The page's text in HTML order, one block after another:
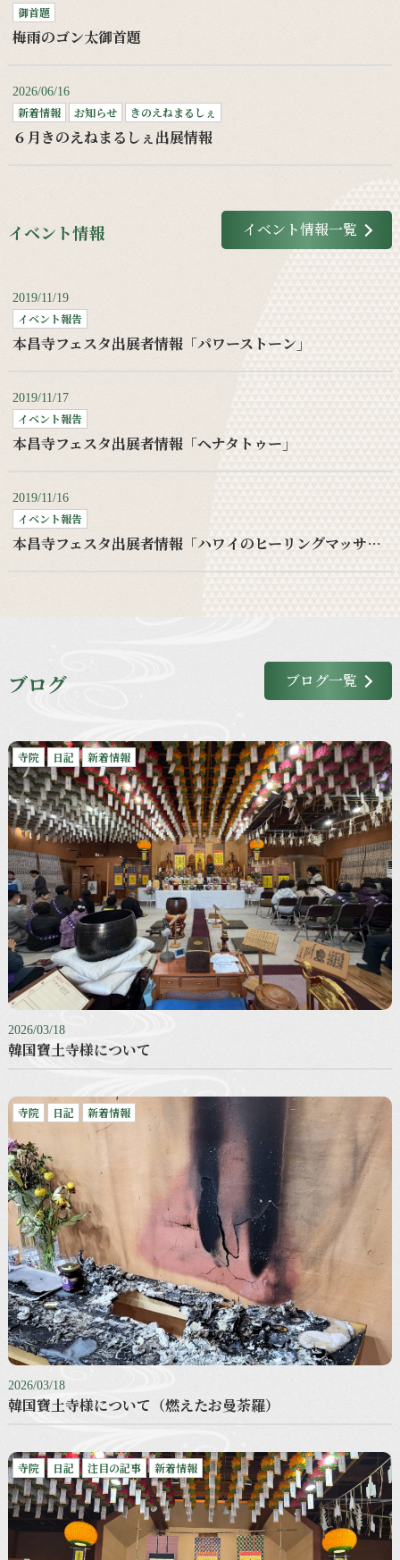
御首題
梅雨のゴン太御首題
2026/06/16
新着情報 お知らせ きのえねまるしぇ
６月きのえねまるしぇ出展情報
イベント情報 イベント情報一覧
2019/11/19
イベント報告
本昌寺フェスタ出展者情報「パワーストーン」
2019/11/17
イベント報告
本昌寺フェスタ出展者情報「ヘナタトゥー」
2019/11/16
イベント報告
本昌寺フェスタ出展者情報「ハワイのヒーリングマッサージ」
ブログ ブログ一覧
寺院 日記 新着情報
2026/03/18
韓国寶土寺様について
寺院 日記 新着情報
2026/03/18
韓国寶土寺様について（燃えたお曼荼羅）
寺院 日記 注目の記事 新着情報